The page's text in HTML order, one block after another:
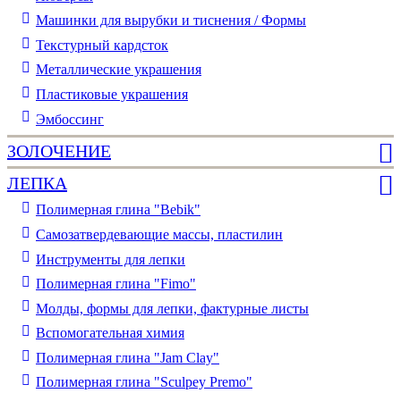
Машинки для вырубки и тиснения / Формы
Текстурный кардсток
Металлические украшения
Пластиковые украшения
Эмбоссинг
ЗОЛОЧЕНИЕ
ЛЕПКА
Полимерная глина "Bebik"
Самозатвердевающие массы, пластилин
Инструменты для лепки
Полимерная глина "Fimo"
Молды, формы для лепки, фактурные листы
Вспомогательная химия
Полимерная глина "Jam Clay"
Полимерная глина "Sculpey Premo"